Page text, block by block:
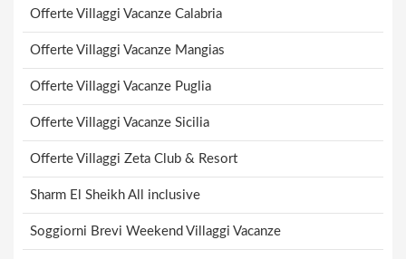
Offerte Villaggi Vacanze Calabria
Offerte Villaggi Vacanze Mangias
Offerte Villaggi Vacanze Puglia
Offerte Villaggi Vacanze Sicilia
Offerte Villaggi Zeta Club & Resort
Sharm El Sheikh All inclusive
Soggiorni Brevi Weekend Villaggi Vacanze